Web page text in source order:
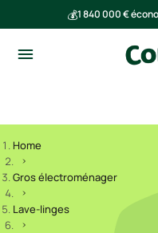
💰1 840 000 €
Home
Gros électroménager
Lave-linges